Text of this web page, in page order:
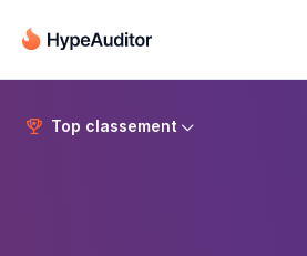
 Top classement 